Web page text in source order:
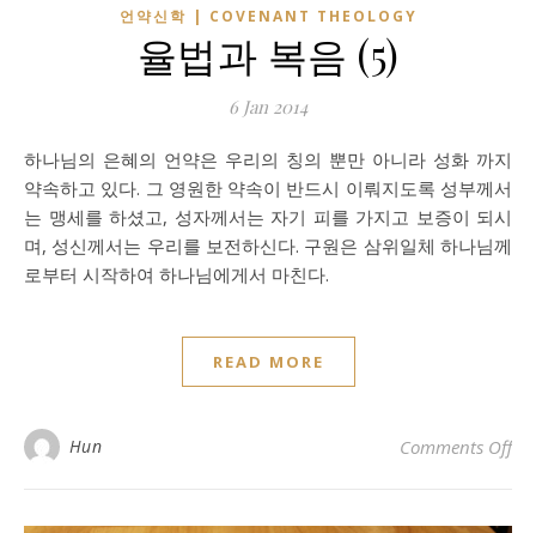
언약신학 | COVENANT THEOLOGY
율법과 복음 (5)
6 Jan 2014
하나님의 은혜의 언약은 우리의 칭의 뿐만 아니라 성화 까지
약속하고 있다. 그 영원한 약속이 반드시 이뤄지도록 성부께서
는 맹세를 하셨고, 성자께서는 자기 피를 가지고 보증이 되시
며, 성신께서는 우리를 보전하신다. 구원은 삼위일체 하나님께
로부터 시작하여 하나님에게서 마친다.
READ MORE
Hun Comments Offon